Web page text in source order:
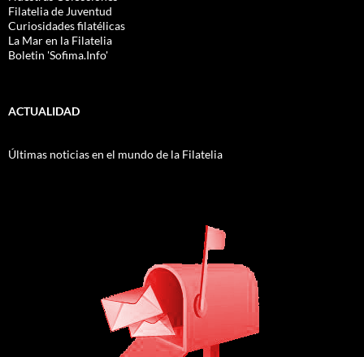
Filatelia de Juventud
Curiosidades filatélicas
La Mar en la Filatelia
Boletin 'Sofima.Info'
ACTUALIDAD
Últimas noticias en el mundo de la Filatelia